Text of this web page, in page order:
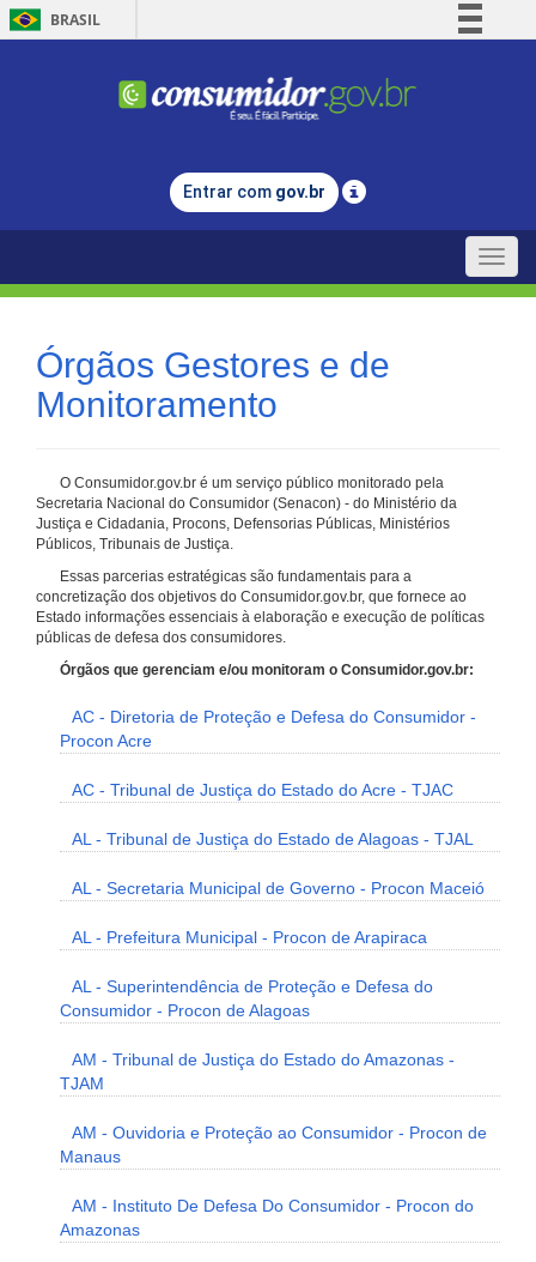
BRASIL
Comunica BR
Legislação
Entrar com gov.br
Toggle
Órgãos Gestores e de
Monitoramento
O Consumidor.gov.br é um serviço público monitorado pela
Secretaria Nacional do Consumidor (Senacon) - do Ministério da
Justiça e Cidadania, Procons, Defensorias Públicas, Ministérios
Públicos, Tribunais de Justiça.
Essas parcerias estratégicas são fundamentais para a
concretização dos objetivos do Consumidor.gov.br, que fornece ao
Estado informações essenciais à elaboração e execução de políticas
públicas de defesa dos consumidores.
Órgãos que gerenciam e/ou monitoram o Consumidor.gov.br:
AC - Diretoria de Proteção e Defesa do Consumidor -
Procon Acre
AC - Tribunal de Justiça do Estado do Acre - TJAC
AL - Tribunal de Justiça do Estado de Alagoas - TJAL
AL - Secretaria Municipal de Governo - Procon Maceió
AL - Prefeitura Municipal - Procon de Arapiraca
AL - Superintendência de Proteção e Defesa do
Consumidor - Procon de Alagoas
AM - Tribunal de Justiça do Estado do Amazonas -
TJAM
AM - Ouvidoria e Proteção ao Consumidor - Procon de
Manaus
AM - Instituto De Defesa Do Consumidor - Procon do
Amazonas